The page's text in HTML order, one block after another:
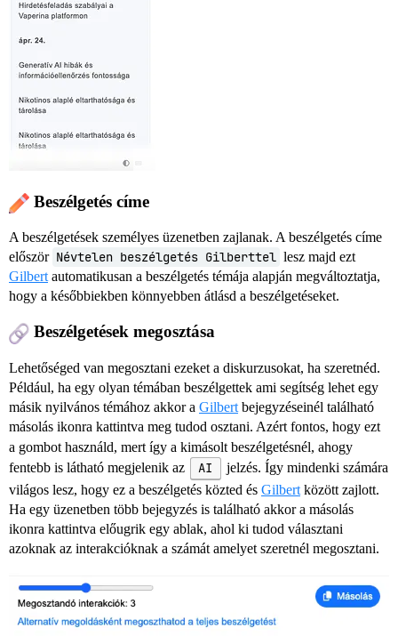
Beszélgetés címe
A beszélgetések személyes üzenetben zajlanak. A beszélgetés címe
először Névtelen beszélgetés Gilberttel lesz majd ezt
Gilbert automatikusan a beszélgetés témája alapján megváltoztatja,
hogy a későbbiekben könnyebben átlásd a beszélgetéseket.
Beszélgetések megosztása
Lehetőséged van megosztani ezeket a diskurzusokat, ha szeretnéd.
Például, ha egy olyan témában beszélgettek ami segítség lehet egy
másik nyilvános témához akkor a Gilbert bejegyzéseinél található
másolás ikonra kattintva meg tudod osztani. Azért fontos, hogy ezt
a gombot használd, mert így a kimásolt beszélgetésnél, ahogy
fentebb is látható megjelenik az
AI
jelzés. Így mindenki számára
világos lesz, hogy ez a beszélgetés közted és Gilbert között zajlott.
Ha egy üzenetben több bejegyzés is található akkor a másolás
ikonra kattintva előugrik egy ablak, ahol ki tudod választani
azoknak az interakcióknak a számát amelyet szeretnél megosztani.